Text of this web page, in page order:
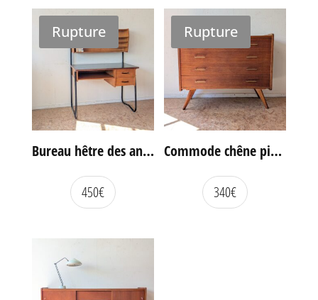
Rupture
Bureau hêtre des années 60
450€
Rupture
Commode chêne pieds compas vintage
340€